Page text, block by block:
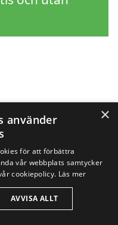
×
använder
för att förbättra
vår webbplats samtycker
cookiepolicy. Läs mer
AVVISA ALLT